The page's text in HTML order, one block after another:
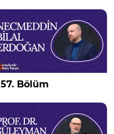
57. Bölüm